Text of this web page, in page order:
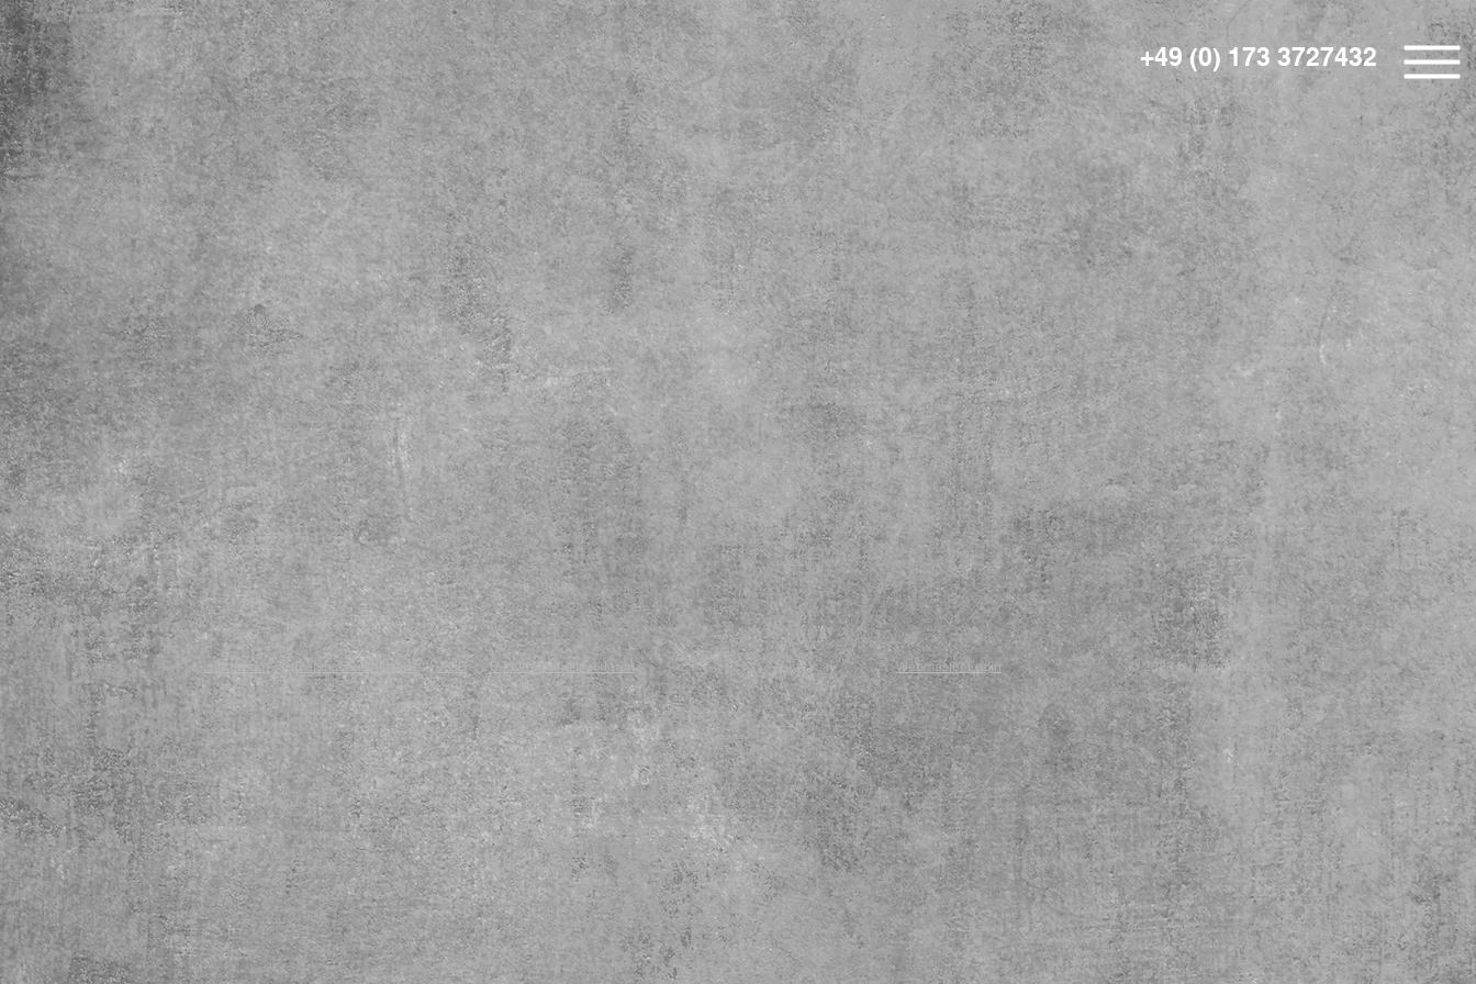
+49 (0) 173 3727432
Impressum Datenschutzhinweis AGB
Barrierefreiheitserklärun
g
Webmaster Login © 2023 by Yoga Werdau